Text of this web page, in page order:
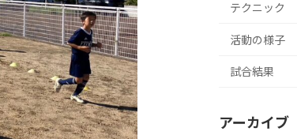
テクニック
活動の様子
試合結果
アーカイブ